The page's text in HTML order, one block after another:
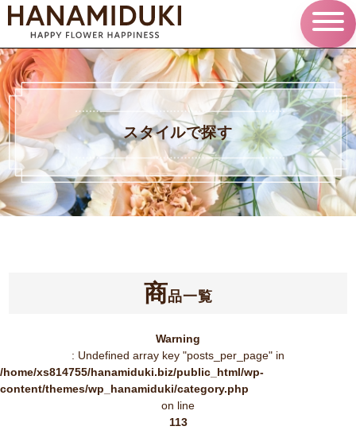
スタイルで探す
商品一覧
Warning
: Undefined array key "posts_per_page" in
/home/xs814755/hanamiduki.biz/public_html/wp-
content/themes/wp_hanamiduki/category.php
on line
113